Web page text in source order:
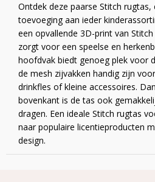
Ontdek deze paarse Stitch rugtas,
toevoeging aan ieder
een opvallende 3D-print van
zorgt voor een speelse en
hoofdvak biedt genoeg plek voor
de mesh zijvakken handig zijn
drinkfles of kleine accessoires.
bovenkant is de tas ook
dragen. Een ideale Stitch rugtas
naar populaire licentieproducten
design.